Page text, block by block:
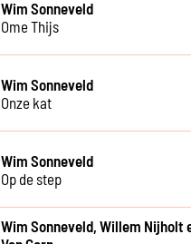
Wim Sonneveld
Ome Thijs
Wim Sonneveld
Onze kat
Wim Sonneveld
Op de step
Wim Sonneveld, Willem Nijholt